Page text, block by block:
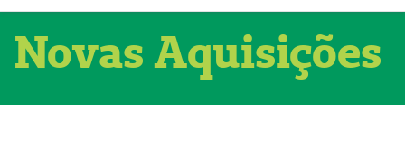
Novas Aquisições